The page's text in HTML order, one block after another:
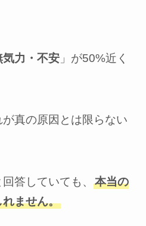
気力・不安」が50%近く
真の原因とは限らない
答していても、 本当の
ません。